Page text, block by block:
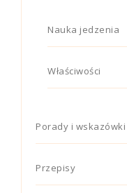
Nauka jedzenia
Właściwości
Porady i wskazówki
Przepisy